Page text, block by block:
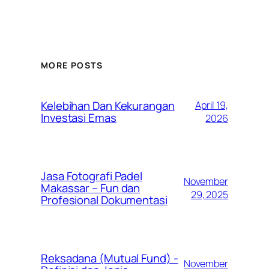
MORE POSTS
Kelebihan Dan Kekurangan
Investasi Emas
April 19,
2026
Jasa Fotografi Padel
Makassar – Fun dan
Profesional Dokumentasi
November
29, 2025
Reksadana (Mutual Fund) - November